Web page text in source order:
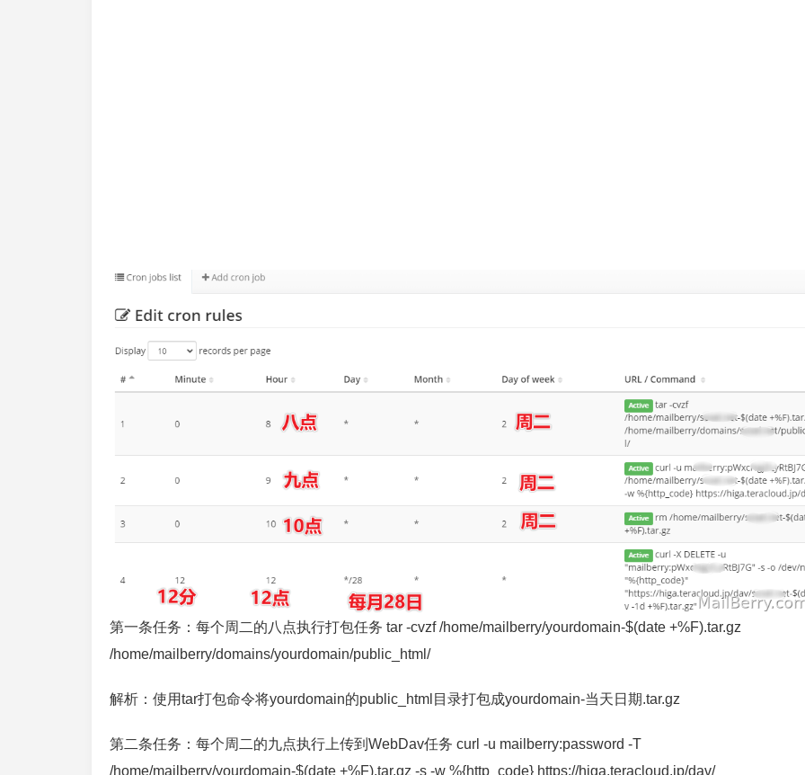
第一条任务：每个周二的八点执行打包任务 tar -cvzf /home/mailberry/yourdomain-$(date +%F).tar.gz
/home/mailberry/domains/yourdomain/public_html/
解析：使用tar打包命令将yourdomain的public_html目录打包成yourdomain-当天日期.tar.gz
第二条任务：每个周二的九点执行上传到WebDav任务 curl -u mailberry:password -T
/home/mailberry/yourdomain-$(date +%F).tar.gz -s -w %{http_code} https://higa.teracloud.jp/dav/